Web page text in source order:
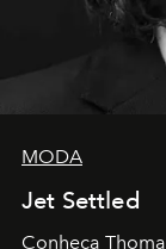
MODA
Jet Settled
Conheça